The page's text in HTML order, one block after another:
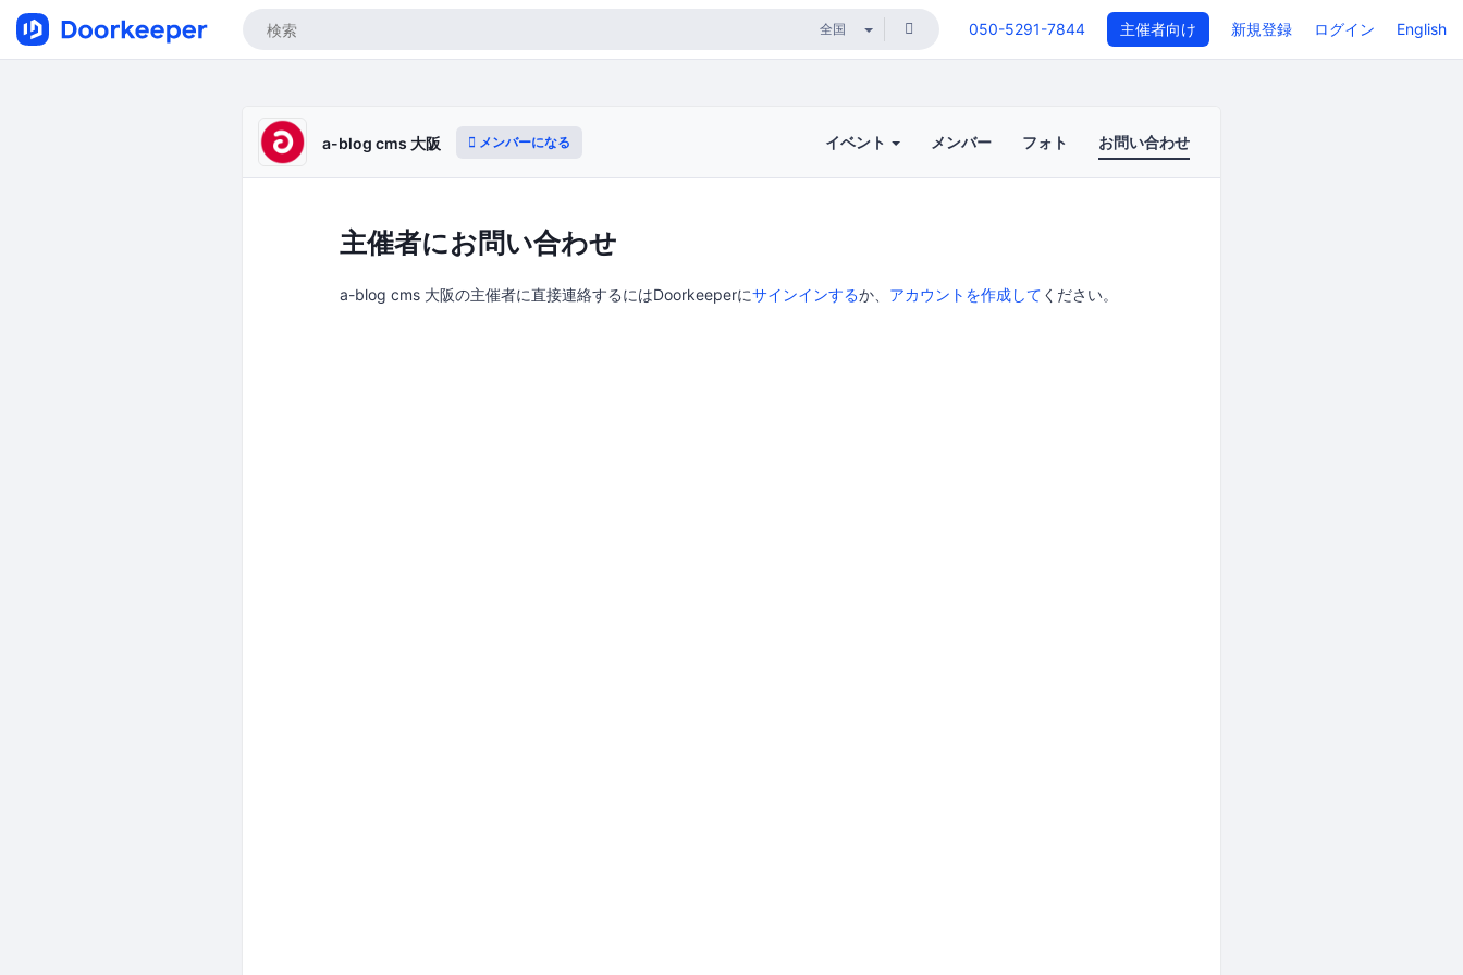
050-5291-7844 主催者向け 新規登録 ログイン English
a-blog cms 大阪 メンバーになる イベント メンバー フォト お問い合わせ
主催者にお問い合わせ
a-blog cms 大阪の主催者に直接連絡するにはDoorkeeperにサインインするか、 アカウントを作成して ください。